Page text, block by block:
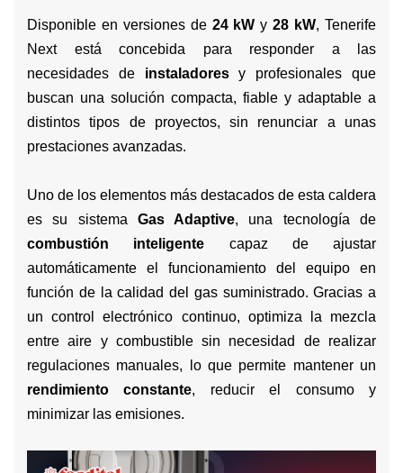
Disponible en versiones de 24 kW y28 kW, Tenerife
Next está concebida para responder a las
necesidades de instaladoresy profesionales que
buscan una solución compacta, fiable y adaptable a
distintos tipos de proyectos, sin renunciar a unas
prestaciones avanzadas.
Uno de los elementos más destacados de esta caldera
es su sistema Gas Adaptive, una tecnología de
combustión inteligente capaz de ajustar
automáticamente el funcionamiento del equipo en
función de la calidad del gas suministrado. Gracias a
un control electrónico continuo, optimiza la mezcla
entre aire y combustible sin necesidad de realizar
regulaciones manuales, lo que permite mantener un
rendimiento constante, reducir el consumo y
minimizar las emisiones.